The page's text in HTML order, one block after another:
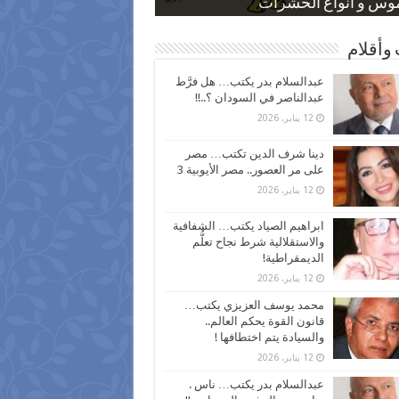
و أنواع الحشرات
بعد ارتفاع الأسعار
نسبة الطلاق في مصر
كاركاتيرية
كاركاتيرية
وأقلام
عبدالسلام بدر يكتب… هل فرَّط
عبدالناصر في السودان ؟..!!
12 يناير، 2026
دينا شرف الدين تكتب… مصر
على مر العصور.. مصر الأيوبية 3
12 يناير، 2026
ابراهيم الصياد يكتب… الشفافية
والاستقلالية شرط نجاح تعلُّم
الديمقراطية!
12 يناير، 2026
محمد يوسف العزيزي يكتب…
قانون القوة يحكم العالم..
والسيادة يتم اختطافها !
12 يناير، 2026
عبدالسلام بدر يكتب… ناس .